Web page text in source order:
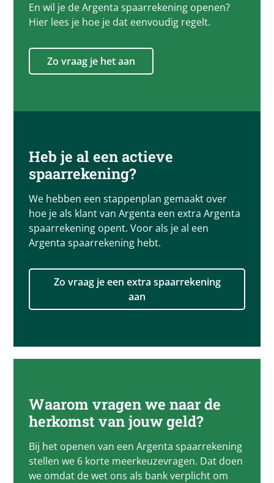
En wil je de Argenta spaarrekening openen?
Hier lees je hoe je dat eenvoudig regelt.
Zo vraag je het aan
Heb je al een actieve
spaarrekening?​
We hebben een stappenplan gemaakt over
hoe je als klant van Argenta een extra Argenta
spaarrekening opent. Voor als je al een
Argenta spaarrekening hebt.
Zo vraag je een extra spaarrekening
aan
Waarom vragen we naar de
herkomst van jouw geld?
Bij het openen van een Argenta spaarrekening
stellen we 6 korte meerkeuzevragen. Dat doen
we omdat de wet ons als bank verplicht om